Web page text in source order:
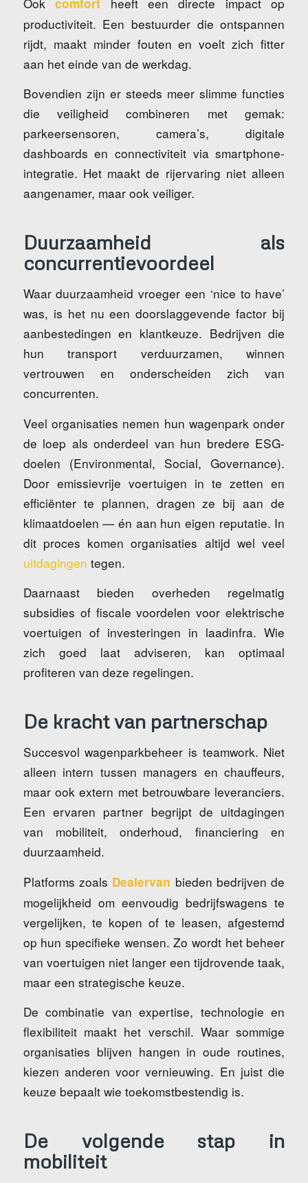
productiviteit. Een bestuurder die ontspannen
rijdt, maakt minder fouten en voelt zich fitter
aan het einde van de werkdag.
Bovendien zijn er steeds meer slimme functies
die veiligheid combineren met gemak:
parkeersensoren, camera’s, digitale
dashboards en connectiviteit via smartphone-
integratie. Het maakt de rijervaring niet alleen
aangenamer, maar ook veiliger.
Duurzaamheid als
concurrentievoordeel
Waar duurzaamheid vroeger een ‘nice to have’
was, is het nu een doorslaggevende factor bij
aanbestedingen en klantkeuze. Bedrijven die
hun transport verduurzamen, winnen
vertrouwen en onderscheiden zich van
concurrenten.
Veel organisaties nemen hun wagenpark onder
de loep als onderdeel van hun bredere ESG-
doelen (Environmental, Social, Governance).
Door emissievrije voertuigen in te zetten en
efficiënter te plannen, dragen ze bij aan de
klimaatdoelen — én aan hun eigen reputatie. In
dit proces komen organisaties altijd wel veel
uitdagingen tegen.
Daarnaast bieden overheden regelmatig
subsidies of fiscale voordelen voor elektrische
voertuigen of investeringen in laadinfra. Wie
zich goed laat adviseren, kan optimaal
profiteren van deze regelingen.
De kracht van partnerschap
Succesvol wagenparkbeheer is teamwork. Niet
alleen intern tussen managers en chauffeurs,
maar ook extern met betrouwbare leveranciers.
Een ervaren partner begrijpt de uitdagingen
van mobiliteit, onderhoud, financiering en
duurzaamheid.
Platforms zoals Dealervan bieden bedrijven de
mogelijkheid om eenvoudig bedrijfswagens te
vergelijken, te kopen of te leasen, afgestemd
op hun specifieke wensen. Zo wordt het beheer
van voertuigen niet langer een tijdrovende taak,
maar een strategische keuze.
De combinatie van expertise, technologie en
flexibiliteit maakt het verschil. Waar sommige
organisaties blijven hangen in oude routines,
kiezen anderen voor vernieuwing. En juist die
keuze bepaalt wie toekomstbestendig is.
De volgende stap in
mobiliteit